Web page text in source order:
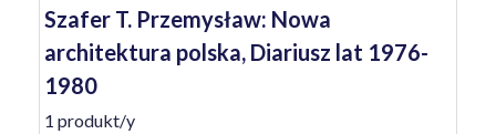
Szafer T. Przemysław: Nowa
architektura polska, Diariusz lat 1976-
1980
1 produkt/y